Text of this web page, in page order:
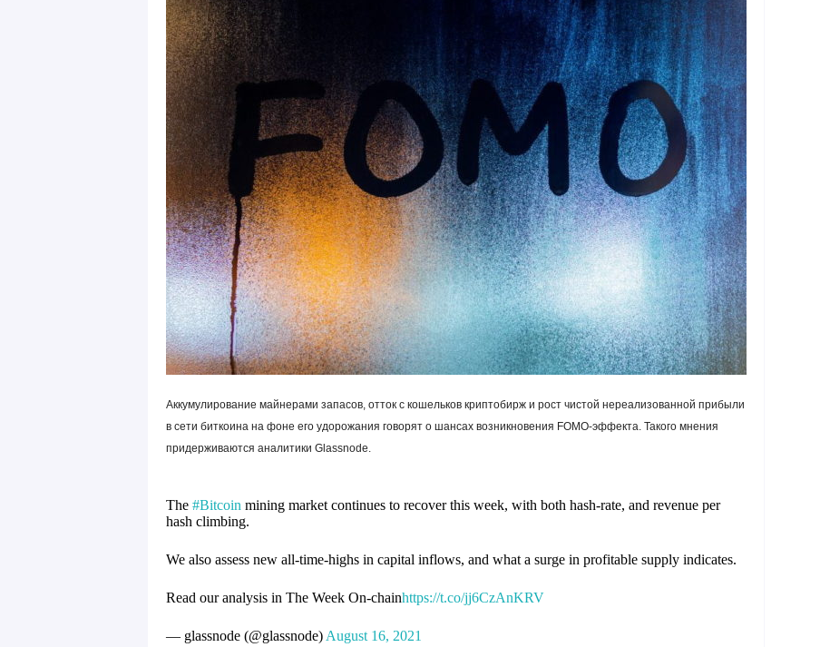
Аккумулирование майнерами запасов, отток с кошельков криптобирж и рост чистой нереализованной прибыли
в сети биткоина на фоне его удорожания говорят о шансах возникновения FOMO-эффекта. Такого мнения
придерживаются аналитики Glassnode.
The #Bitcoin mining market continues to recover this week, with both hash-rate, and revenue per
hash climbing.
We also assess new all-time-highs in capital inflows, and what a surge in profitable supply indicates.
Read our analysis in The Week On-chainhttps://t.co/jj6CzAnKRV
— glassnode (@glassnode) August 16, 2021